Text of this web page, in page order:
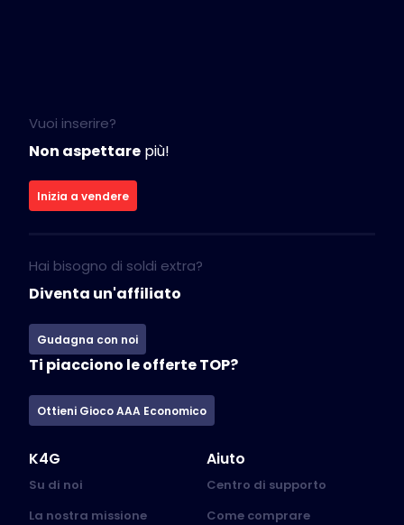
Vuoi inserire?
Non aspettare più!
Inizia a vendere
Hai bisogno di soldi extra?
Diventa un'affiliato
Gudagna con noi
Ti piacciono le offerte TOP?
Ottieni Gioco AAA Economico
K4G
Su di noi
La nostra missione
Aiuto
Centro di supporto
Come comprare